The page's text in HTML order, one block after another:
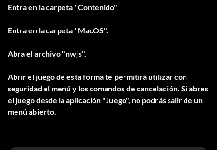
Entra en la carpeta "Contenido"
Entra en la carpeta "MacOS".
Abra el archivo "nwjs".
Abrir el juego de esta forma te permitirá utilizar con
seguridad el menú y los comandos de cancelación. Si abres
el juego desde la aplicación "Juego", no podrás salir de un
menú abierto.